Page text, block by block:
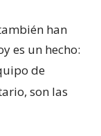
han
es un hecho:
de
son las